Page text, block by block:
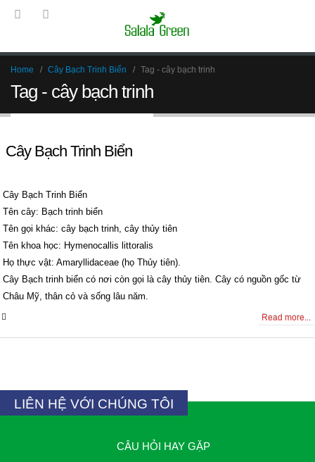
Home Cây Bạch Trinh Biển Tag - cây bạch trinh
Tag - cây bạch trinh
Cây Bạch Trinh Biển
Cây Bạch Trinh Biển
Tên cây: Bạch trinh biển
Tên gọi khác: cây bạch trinh, cây thủy tiên
Tên khoa học: Hymenocallis littoralis
Họ thực vật: Amaryllidaceae (họ Thủy tiên).
Cây Bạch trinh biển có nơi còn gọi là cây thủy tiên. Cây có nguồn gốc từ
Châu Mỹ, thân cỏ và sống lâu năm.
Read more...
LIÊN HỆ VỚI CHÚNG TÔI
CÂU HỎI HAY GẶP